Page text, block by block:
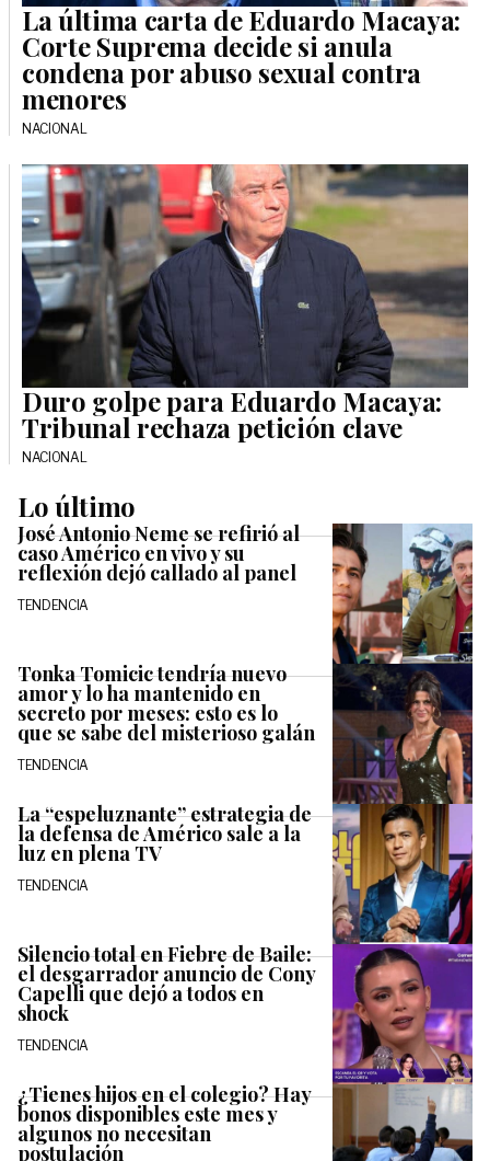
La última carta de Eduardo Macaya:
Corte Suprema decide si anula
condena por abuso sexual contra
menores
NACIONAL
Duro golpe para Eduardo Macaya:
Tribunal rechaza petición clave
NACIONAL
Lo último
José Antonio Neme se refirió al
caso Américo en vivo y su
reflexión dejó callado al panel
TENDENCIA
Tonka Tomicic tendría nuevo
amor y lo ha mantenido en
secreto por meses: esto es lo
que se sabe del misterioso galán
TENDENCIA
La “espeluznante” estrategia de
la defensa de Américo sale a la
luz en plena TV
TENDENCIA
Silencio total en Fiebre de Baile:
el desgarrador anuncio de Cony
Capelli que dejó a todos en
shock
TENDENCIA
¿Tienes hijos en el colegio? Hay
bonos disponibles este mes y
algunos no necesitan
postulación